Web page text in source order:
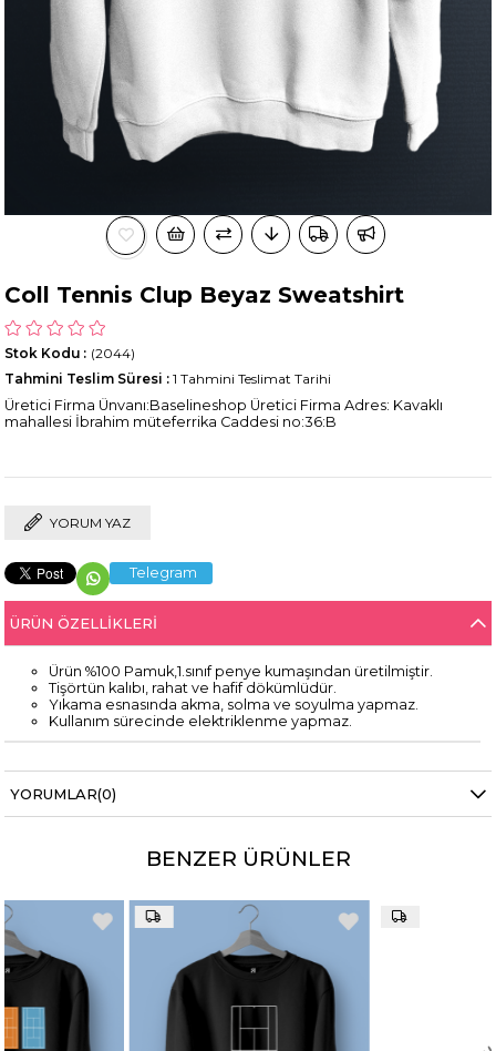
Coll Tennis Clup Beyaz Sweatshirt
(2044)
Stok Kodu
Tahmini Teslim Süresi : 1 Tahmini Teslimat Tarihi
Üretici Firma Ünvanı:Baselineshop Üretici Firma Adres: Kavaklı
mahallesi İbrahim müteferrika Caddesi no:36:B
YORUM YAZ
Telegram
ÜRÜN ÖZELLIKLERI
Ürün %100 Pamuk,1.sınıf penye kumaşından üretilmiştir.
Tişörtün kalıbı, rahat ve hafif dökümlüdür.
Yıkama esnasında akma, solma ve soyulma yapmaz.
Kullanım sürecinde elektriklenme yapmaz.
YORUMLAR(0)
BENZER ÜRÜNLER